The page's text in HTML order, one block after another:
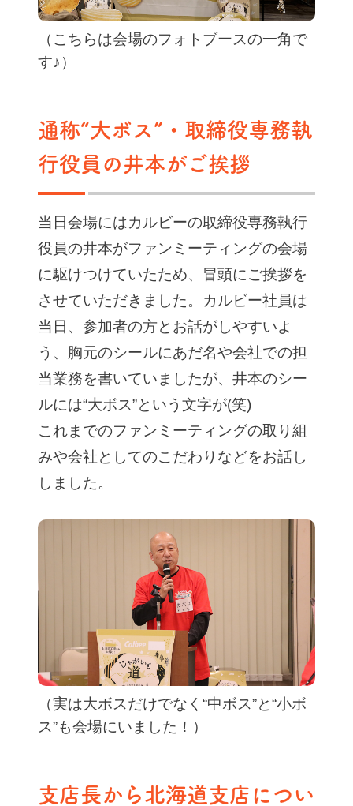
（こちらは会場のフォトブースの一角で
す♪）
通称“大ボス”・取締役専務執
行役員の井本がご挨拶
当日会場にはカルビーの取締役専務執行
役員の井本がファンミーティングの会場
に駆けつけていたため、冒頭にご挨拶を
させていただきました。カルビー社員は
当日、参加者の方とお話がしやすいよ
う、胸元のシールにあだ名や会社での担
当業務を書いていましたが、井本のシー
ルには“大ボス”という文字が(笑)
これまでのファンミーティングの取り組
みや会社としてのこだわりなどをお話し
しました。
（実は大ボスだけでなく“中ボス”と“小ボ
ス”も会場にいました！）
支店長から北海道支店につい